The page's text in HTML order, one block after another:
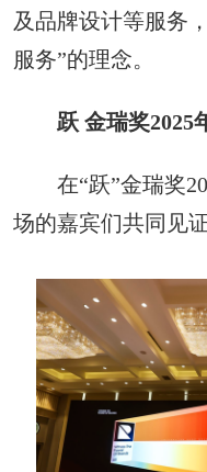
及品牌设计等服务
服务”的理念。
跃 金瑞奖2025
在“跃”金瑞奖
场的嘉宾们共同见